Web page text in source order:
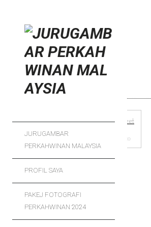
JURUGAMBAR
PERKAHWINAN MALAYSIA
PROFIL SAYA
PAKEJ FOTOGRAFI
PERKAHWINAN 2024
Tweet
SUMO